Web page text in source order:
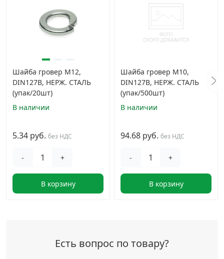
Шайба гровер М12,
DIN127B, НЕРЖ. СТАЛЬ
(упак/20шт)
В наличии
5.34 руб. без НДС
- +
В корзину
Шайба гровер М10,
DIN127B, НЕРЖ. СТАЛЬ
(упак/500шт)
В наличии
94.68 руб. без НДС
- +
В корзину
Есть вопрос по товару?